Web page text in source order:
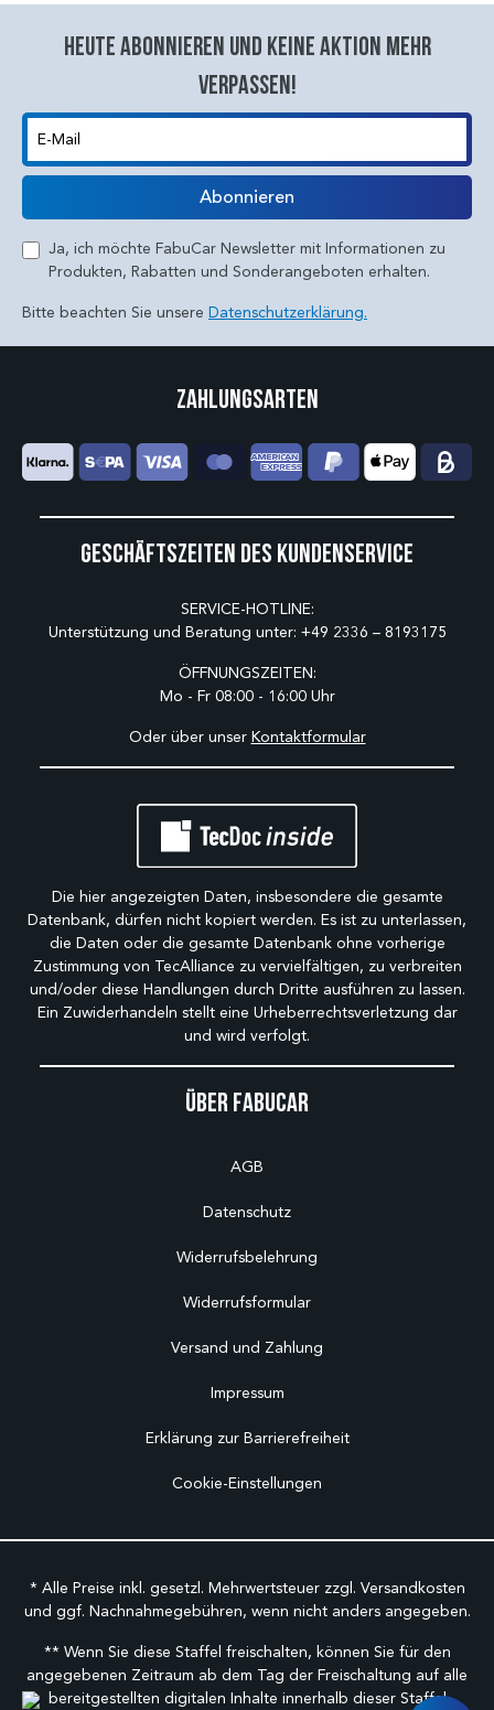
Heute abonnieren und keine aktion mehr
verpassen!
E-Mail
Abonnieren
Ja, ich möchte FabuCar Newsletter mit Informationen zu
Produkten, Rabatten und Sonderangeboten erhalten.
Bitte beachten Sie unsere Datenschutzerklärung.
Über Fabucar
AGB
Datenschutz
Widerrufsbelehrung
Widerrufsformular
Versand und Zahlung
Impressum
Erklärung zur Barrierefreiheit
Cookie-Einstellungen
Geschäftszeiten des Kundenservice
SERVICE-HOTLINE:
Unterstützung und Beratung unter: +49 2336 – 8193175
ÖFFNUNGSZEITEN:
Mo - Fr 08:00 - 16:00 Uhr
Oder über unser Kontaktformular
Zahlungsarten
Die hier angezeigten Daten, insbesondere die gesamte
Datenbank, dürfen nicht kopiert werden. Es ist zu unterlassen,
die Daten oder die gesamte Datenbank ohne vorherige
Zustimmung von TecAlliance zu vervielfältigen, zu verbreiten
und/oder diese Handlungen durch Dritte ausführen zu lassen.
Ein Zuwiderhandeln stellt eine Urheberrechtsverletzung dar
und wird verfolgt.
* Alle Preise inkl. gesetzl. Mehrwertsteuer zzgl. Versandkosten
und ggf. Nachnahmegebühren, wenn nicht anders angegeben.
** Wenn Sie diese Staffel freischalten, können Sie für den
angegebenen Zeitraum ab dem Tag der Freischaltung auf alle
bereitgestellten digitalen Inhalte innerhalb dieser Staffel